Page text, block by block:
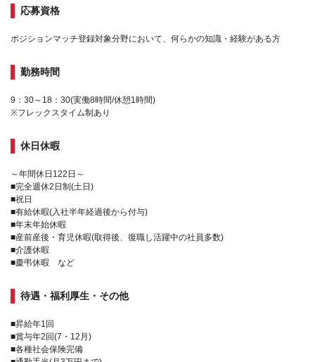
応募資格
ポジションマッチ登録対象分野において、何らかの知識・経験がある方
勤務時間
9：30～18：30(実働8時間/休憩1時間)
※フレックスタイム制あり
休日休暇
～年間休日122日～
■完全週休2日制(土日)
■祝日
■有給休暇(入社半年経過後から付与)
■年末年始休暇
■産前産後・育児休暇(取得後、復職し活躍中の社員多数)
■介護休暇
■慶弔休暇 など
待遇・福利厚生・その他
■昇給年1回
■賞与年2回(7・12月)
■各種社会保険完備